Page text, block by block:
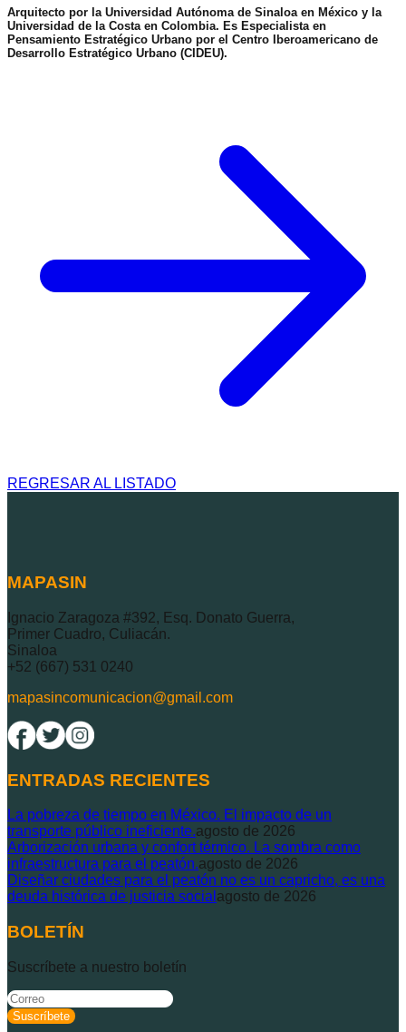
Arquitecto por la Universidad Autónoma de Sinaloa en México y la
Universidad de la Costa en Colombia. Es Especialista en
Pensamiento Estratégico Urbano por el Centro Iberoamericano de
Desarrollo Estratégico Urbano (CIDEU).
REGRESAR AL LISTADO
MAPASIN
Ignacio Zaragoza #392, Esq. Donato Guerra,
Primer Cuadro, Culiacán.
Sinaloa
+52 (667) 531 0240
mapasincomunicacion@gmail.com
ENTRADAS RECIENTES
La pobreza de tiempo en México. El impacto de un
transporte público ineficiente.agosto de 2026
Arborización urbana y confort térmico. La sombra como
infraestructura para el peatón.agosto de 2026
Diseñar ciudades para el peatón no es un capricho, es una
deuda histórica de justicia social agosto de 2026
BOLETÍN
Suscríbete a nuestro boletín
Suscríbete